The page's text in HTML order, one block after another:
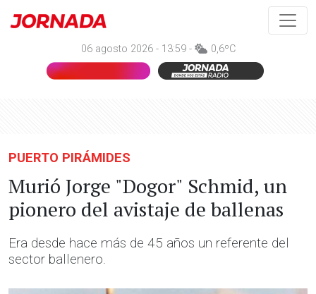
06 agosto 2026 - 13:59 - 0,6ºC
PUERTO PIRÁMIDES
Murió Jorge "Dogor" Schmid, un
pionero del avistaje de ballenas
Era desde hace más de 45 años un referente del
sector ballenero.